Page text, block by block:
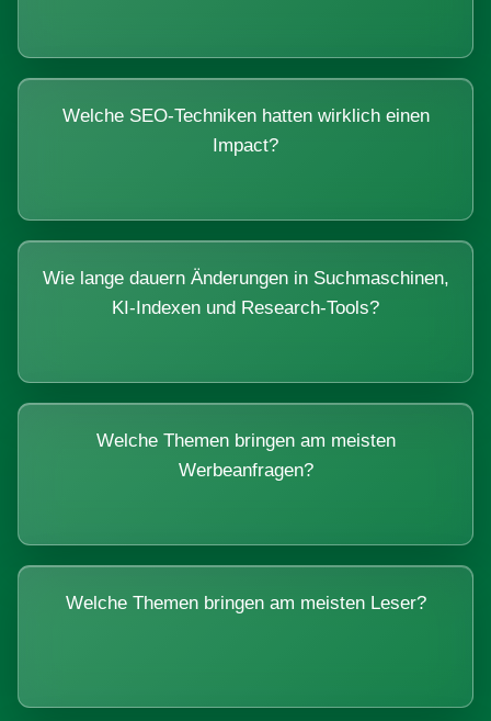
Welche SEO-Techniken hatten wirklich einen
Impact?
Wie lange dauern Änderungen in Suchmaschinen,
KI-Indexen und Research-Tools?
Welche Themen bringen am meisten
Werbeanfragen?
Welche Themen bringen am meisten Leser?